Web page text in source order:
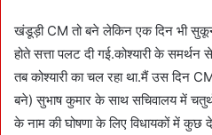
खंडूड़ी CM तो बने लेकिन एक दिन भी सुकून
होते सत्ता पलट दी गई.कोश्यारी के
तब कोश्यारी का चल रहा था.मैं उस दिन
बने) सुभाष कुमार के साथ सचिवालय में
के नाम की घोषणा के लिए विधायकों में कुछ